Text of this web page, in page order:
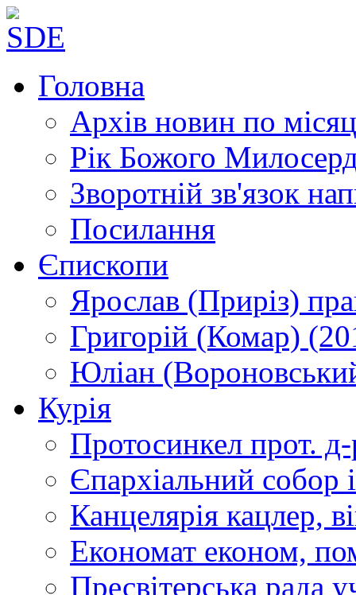
Головна
Архів новин по
Рік Божого
Зворотній зв'язок
Посилання
Єпископи
Ярослав (Приріз)
Григорій (Комар)
Юліан
Курія
Протосинкел прот.
Єпархіальний собор
Канцелярія кацлер,
Економат економ,
Пресвітерська рада